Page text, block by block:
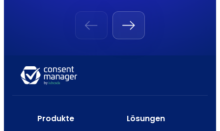
Produkte Lösungen